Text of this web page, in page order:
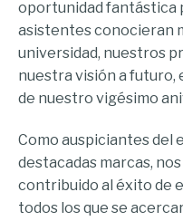
oportunidad fantástica
asistentes conocieran
universidad, nuestros
nuestra visión a futuro,
de nuestro vigésimo
Como auspiciantes del
destacadas marcas,
contribuido al éxito de
todos los que se